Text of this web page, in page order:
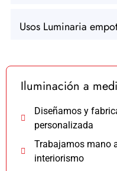
Usos Luminaria
Iluminación a
Diseñamos y
personalizada
Trabajamos mano
interiorismo